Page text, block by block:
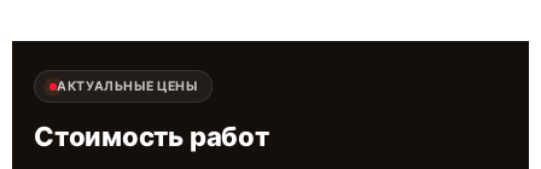
АКТУАЛЬНЫЕ ЦЕНЫ
Стоимость работ